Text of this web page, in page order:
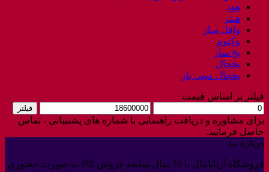
هود
هیتر
وافل ساز
وکیوم
یخ ساز
یخچال
یخچال مینی بار
فیلتر بر اساس قیمت
حداقل
قیمت
حداکثر
قیمت
فیلتر
برای مشاوره و دریافت راهنمایی با شماره های پشتیبانی ، تماس
حاصل فرمایید.
درباره ما
فروشگاه آربابامال با 16 سال سابقه فروش کالا به صورت حضوری